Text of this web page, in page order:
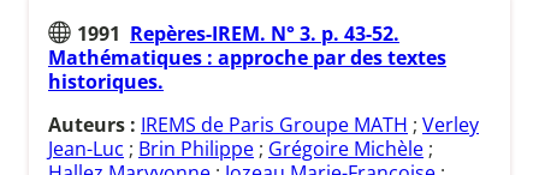
1991 Repères-IREM. N° 3. p. 43-52.
Mathématiques : approche par des textes
historiques.
Auteurs : IREMS de Paris Groupe MATH ; Verley
Jean-Luc ; Brin Philippe ; Grégoire Michèle ;